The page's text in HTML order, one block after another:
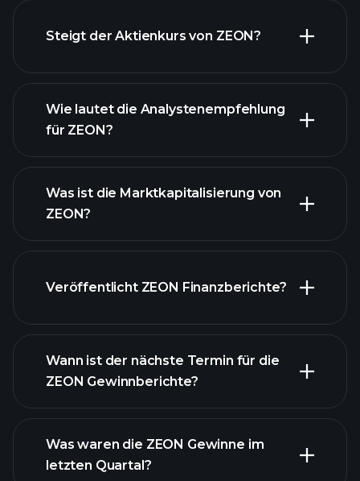
Steigt der Aktienkurs von ZEON?
ZEON
Diagramm
Wie lautet die Analystenempfehlung
für ZEON?
Was ist die Marktkapitalisierung von
ZEON?
unsere Liste der Aktien
Veröffentlicht ZEON Finanzberichte?
Finanzberichte von
ZEON
Wann ist der nächste Termin für die
ZEON Gewinnberichte?
Was waren die ZEON Gewinne im
letzten Quartal?